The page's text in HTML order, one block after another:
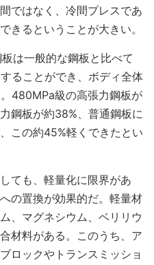
ではなく、冷間プレスであ
きるということが大きい。
は一般的な鋼板と比べて
ることができ、ボディ全体
480MPa級の高張力鋼板が
鋼板が約38%、普通鋼板に
この約45%軽くできたとい
ても、軽量化に限界があ
の置換が効果的だ。軽量材
、マグネシウム、ベリリウ
材料がある。このうち、ア
ロックやトランスミッショ